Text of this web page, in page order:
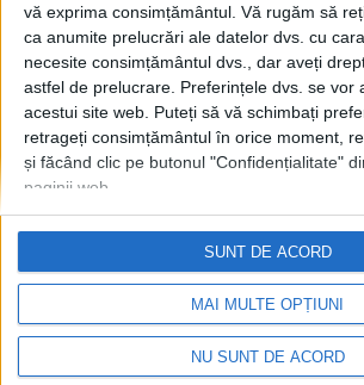
vă exprima consimțământul. Vă rugăm să
ca anumite prelucrări ale datelor dvs. cu
necesite consimțământul dvs., dar aveți
astfel de prelucrare. Preferințele dvs. se vor
acestui site web. Puteți să vă schimbați
retrageți consimțământul în orice moment,
și făcând clic pe butonul "Confidențialitate"
paginii web.
MAI MULTE OPȚIUNI
NU SUNT DE ACORD
SUNT DE ACORD
SPORT
Președintele
Preutescu:
ului la
la Suceava
clipa aceasta
de o
suport
promis
19 NOIEMBRIE,